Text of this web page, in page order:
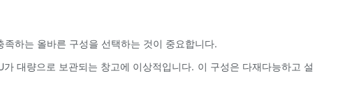
하는 올바른 구성을 선택하는 것이 중요합니다.
대량으로 보관되는 창고에 이상적입니다. 이 구성은 다재다능하고 설